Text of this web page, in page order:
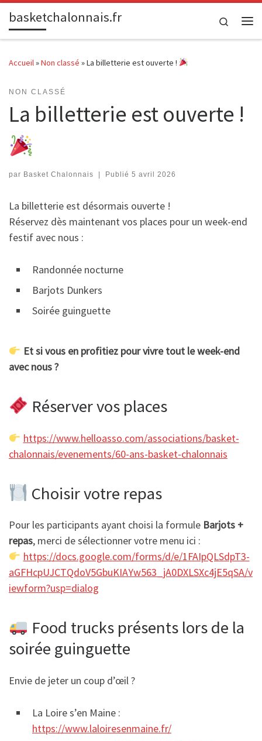
Passer au contenu
basketchalonnais.fr
Search
Accueil»Non classé »La billetterie est ouverte !
NON CLASSÉ
La billetterie est ouverte !
par Basket Chalonnais | Publié 5 avril 2026
La billetterie est désormais ouverte !
Réservez dès maintenant vos places pour un week-end
festif avec nous :
Randonnée nocturne
Barjots Dunkers
Soirée guinguette
Et si vous en profitiez pour vivre tout le week-end
avec nous ?
Réserver vos places
https://www.helloasso.com/associations/basket-
chalonnais/evenements/60-ans-basket-chalonnais
Choisir votre repas
Pour les participants ayant choisi la formule Barjots +
repas, merci de sélectionner votre menu ici :
https://docs.google.com/forms/d/e/1FAIpQLSdpT3-
aGFHcpUJCTQdoV5GbuKIAYw563_jA0DXLSXc4jE5qSA/v
iewform?usp=dialog
Food trucks présents lors de la
soirée guinguette
Envie de jeter un coup d’œil ?
La Loire s’en Maine :
https://www.laloiresenmaine.fr/